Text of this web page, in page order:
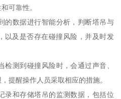
可靠性。
的数据进行智能分析，判断塔吊与
以及是否存在碰撞风险，并及时发
测到碰撞风险时，会通过声音、
提醒操作人员采取相应的措施。
录和存储塔吊的监测数据，包括位